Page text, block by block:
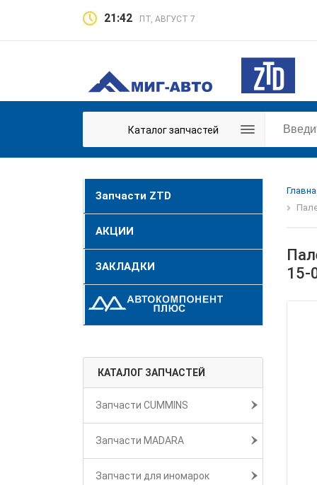
21:42 ПТ, АВГУСТ 7
Каталог запчастей
Запчасти ZTD
АКЦИИ
ЗАКЛАДКИ
КАТАЛОГ ЗАПЧАСТЕЙ
Запчасти CUMMINS
Запчасти MADARA
Запчасти для иномарок
15-